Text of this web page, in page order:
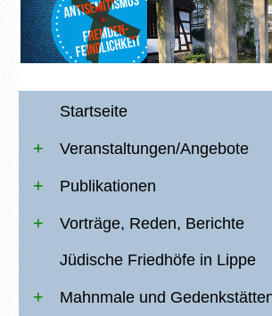
Startseite
Veranstaltungen/Angebote
Publikationen
Vorträge, Reden, Berichte
Jüdische Friedhöfe in Lippe
Mahnmale und